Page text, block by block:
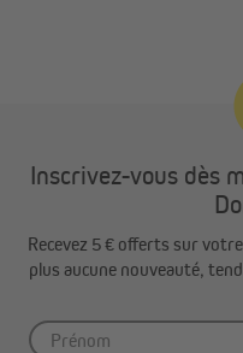
Inscrivez-vous dès
Recevez 5 € offerts sur
plus aucune nouveauté,